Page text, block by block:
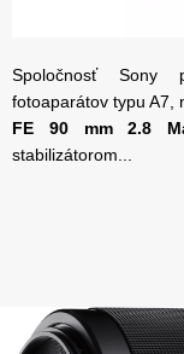
Spoločnosť Sony
fotoaparátov typu A7,
FE 90 mm 2.8
stabilizátorom...